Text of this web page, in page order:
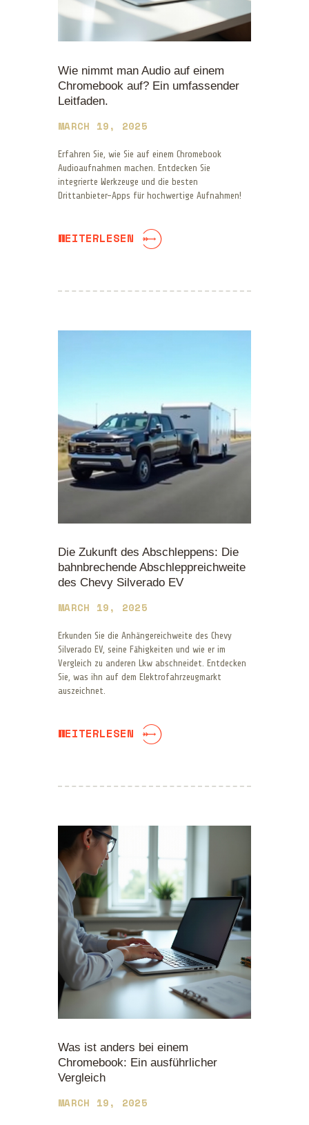
Wie nimmt man Audio auf einem
Chromebook auf? Ein umfassender
Leitfaden.
MARCH 19, 2025
Erfahren Sie, wie Sie auf einem Chromebook
Audioaufnahmen machen. Entdecken Sie
integrierte Werkzeuge und die besten
Drittanbieter-Apps für hochwertige Aufnahmen!
WEITERLESEN
Die Zukunft des Abschleppens: Die
bahnbrechende Abschleppreichweite
des Chevy Silverado EV
MARCH 19, 2025
Erkunden Sie die Anhängereichweite des Chevy
Silverado EV, seine Fähigkeiten und wie er im
Vergleich zu anderen Lkw abschneidet. Entdecken
Sie, was ihn auf dem Elektrofahrzeugmarkt
auszeichnet.
WEITERLESEN
Was ist anders bei einem
Chromebook: Ein ausführlicher
Vergleich
MARCH 19, 2025